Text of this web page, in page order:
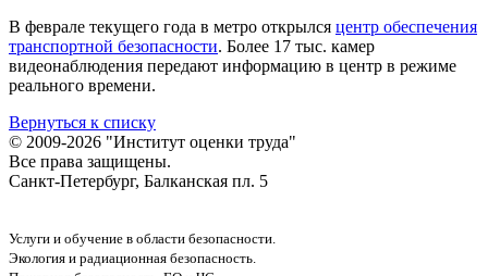
В феврале текущего года в метро открылся центр обеспечения
транспортной безопасности. Более 17 тыс. камер
видеонаблюдения передают информацию в центр в режиме
реального времени.
Вернуться к списку
© 2009-2026 "Институт оценки труда"
Все права защищены.
Санкт-Петербург, Балканская пл. 5
Услуги и обучение в области безопасности.
Экология и радиационная безопасность.